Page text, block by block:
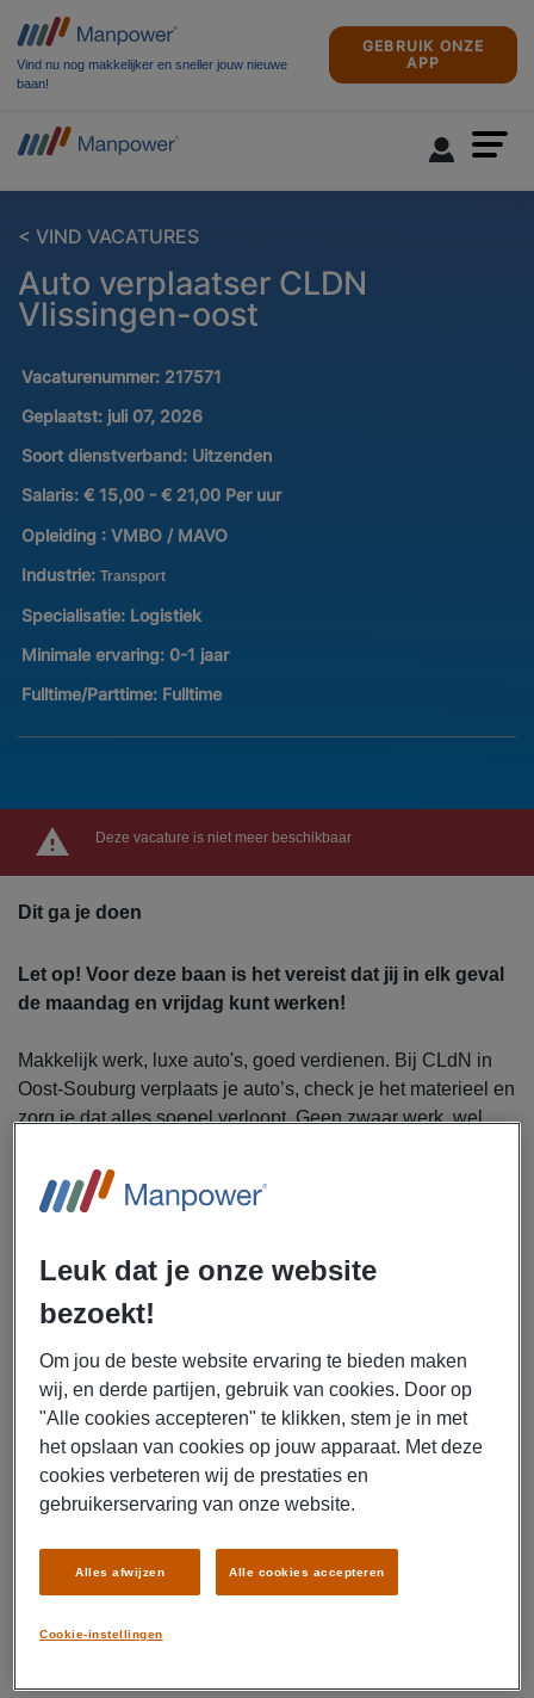
Vind nu nog makkelijker en sneller jouw nieuwe
baan!
GEBRUIK ONZE
APP
< VIND VACATURES
Auto verplaatser CLDN
Vlissingen-oost
Vacaturenummer: 217571
Geplaatst: juli 07, 2026
Soort dienstverband: Uitzenden
Salaris: € 15,00 - € 21,00 Per uur
Opleiding : VMBO / MAVO
Industrie: Transport
Specialisatie: Logistiek
Minimale ervaring: 0-1 jaar
Fulltime/Parttime: Fulltime
Deze vacature is niet meer beschikbaar
Dit ga je doen
Let op! Voor deze baan is het vereist dat jij in elk geval
de maandag en vrijdag kunt werken!
Makkelijk werk, luxe auto's, goed verdienen. Bij CLdN in
Oost-Souburg verplaats je auto’s, check je het materieel en
zorg je dat alles soepel verloopt. Geen zwaar werk, wel
Solliciteer nu!
verplaatsers voor CLdN in de regio van Vlissingen-
vacature is op oproepbasis.
Als auto verplaatser ga jij je bezig houden met de
volgende werkzaamheden:
Verplaatsen van voertuigen en rollend materieel
Controleren van voertuigen en materialen op schade
en compleetheid
Leuk dat je onze website
bezoekt!
Om jou de beste website ervaring te bieden maken
wij, en derde partijen, gebruik van cookies. Door op
"Alle cookies accepteren" te klikken, stem je in met
het opslaan van cookies op jouw apparaat. Met deze
cookies verbeteren wij de prestaties en
gebruikerservaring van onze website.
Cookie-instellingen
Alles afwijzen Alle cookies accepteren